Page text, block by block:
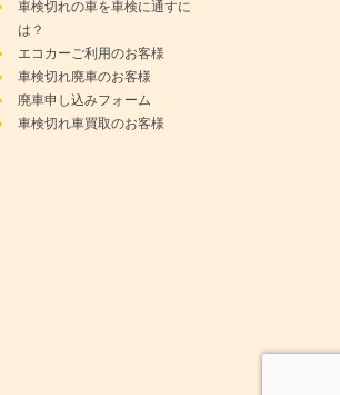
車検切れの車を車検に通すに
は？
エコカーご利用のお客様
車検切れ廃車のお客様
廃車申し込みフォーム
車検切れ車買取のお客様